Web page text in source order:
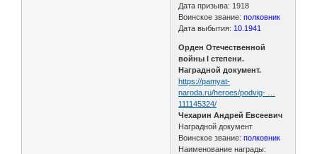
Дата призыва: 1918
Воинское звание: полковник
Дата выбытия: 10.1941
Орден Отечественной
войны I степени.
Наградной документ.
https://pamyat-
naroda.ru/heroes/podvig- …
111145324/
Чехарин Андрей Евсеевич
Наградной документ
Воинское звание:полковник
Наименование награды: